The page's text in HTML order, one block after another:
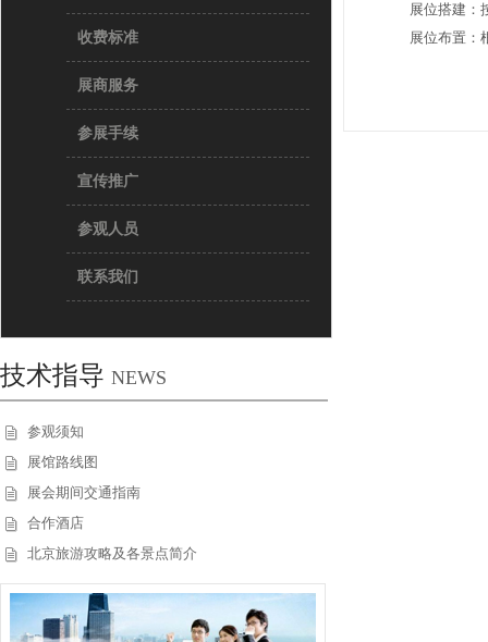
收费标准
展商服务
参展手续
宣传推广
参观人员
联系我们
技术指导 NEWS
参观须知
展馆路线图
展会期间交通指南
合作酒店
北京旅游攻略及各景点简介
展位搭建：
展位布置：